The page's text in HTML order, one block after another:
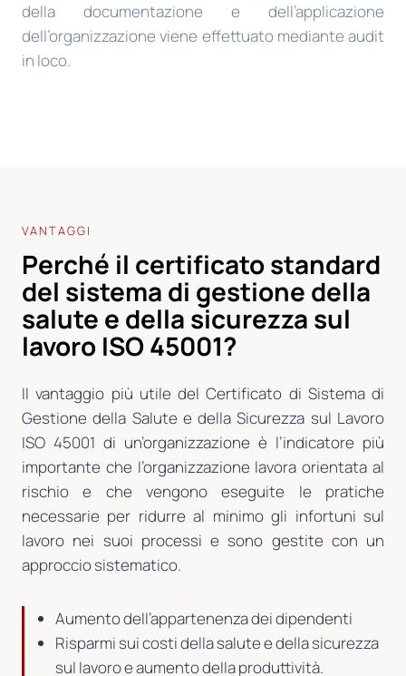
della documentazione e dell’applicazione
dell’organizzazione viene effettuato mediante audit
in loco.
VANTAGGI
Perché il certificato standard
del sistema di gestione della
salute e della sicurezza sul
lavoro ISO 45001?
Il vantaggio più utile del Certificato di Sistema di
Gestione della Salute e della Sicurezza sul Lavoro
ISO 45001 di un’organizzazione è l’indicatore più
importante che l’organizzazione lavora orientata al
rischio e che vengono eseguite le pratiche
necessarie per ridurre al minimo gli infortuni sul
lavoro nei suoi processi e sono gestite con un
approccio sistematico.
Aumento dell’appartenenza dei dipendenti
Risparmi sui costi della salute e della sicurezza
sul lavoro e aumento della produttività.